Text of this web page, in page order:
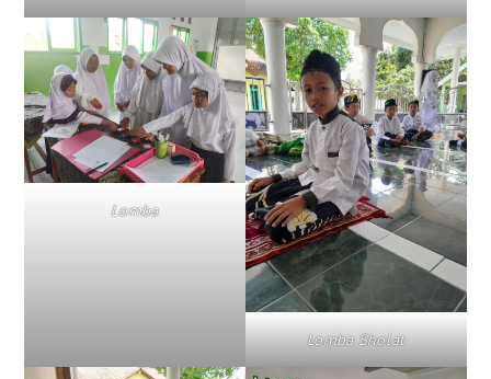
Lomba
Lomba Sholat